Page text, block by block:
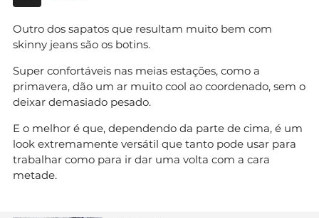
Outro dos sapatos que resultam muito bem com
skinny jeans são os botins.
Super confortáveis nas meias estações, como a
primavera, dão um ar muito cool ao coordenado, sem o
deixar demasiado pesado.
E o melhor é que, dependendo da parte de cima, é um
look extremamente versátil que tanto pode usar para
trabalhar como para ir dar uma volta com a cara
metade.